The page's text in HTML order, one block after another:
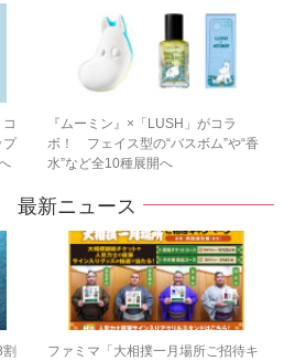
プ
『ムーミン』×「LUSH」がコラ
ボ！ フェイス型の“バスボム”や“香
水”など全10種展開へ
最新ニュース
ファミマ「大相撲一月場所ご招待キ